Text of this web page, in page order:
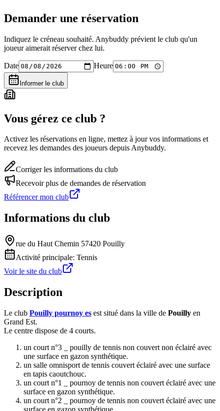
Demander une réservation
Indiquez le créneau souhaité. Anybuddy prévient le club qu'un
joueur aimerait réserver chez lui.
Date Heure
Informer le club
Vous gérez ce club ?
Activez les réservations en ligne, mettez à jour vos informations et
recevez les demandes des joueurs depuis Anybuddy.
Corriger les informations du club
Recevoir plus de demandes de réservation
Référencer mon club
Informations du club
rue du Haut Chemin 57420 Pouilly
Activité principale: Tennis
Voir le site du club
Description
Le club Pouilly pournoy es est situé dans la ville de Pouilly en
Grand Est.
Le centre dispose de 4 courts.
un court n°3 _ pouilly de tennis non couvert non éclairé avec
une surface en gazon synthétique.
un salle omnisport de tennis couvert éclairé avec une surface
en tapis caoutchouc.
un court n°1 _ pournoy de tennis non couvert éclairé avec une
surface en gazon synthétique.
un court n°2 _ pournoy de tennis non couvert éclairé avec une
surface en gazon synthétique.